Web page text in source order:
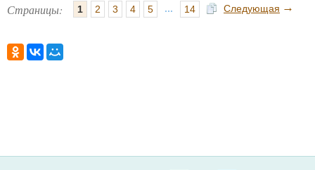
Страницы: 1 2 3 4 5 ... 14 Следующая →